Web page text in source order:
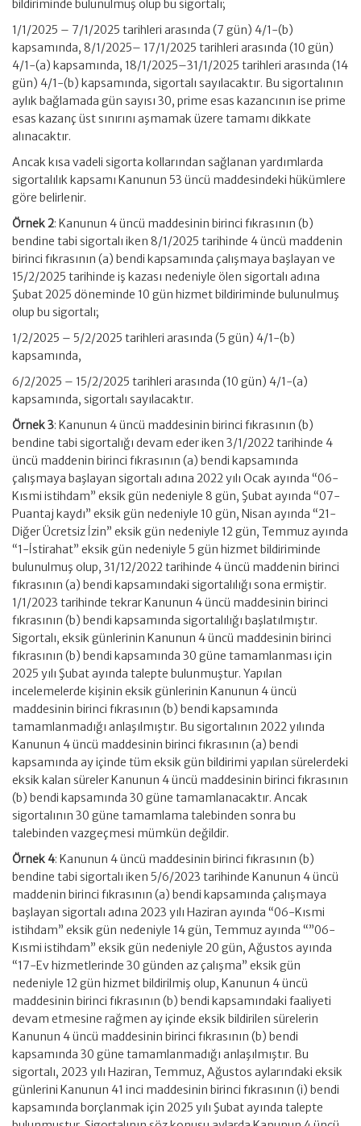
bildiriminde bulunulmuş olup bu sigortalı;
1/1/2025 – 7/1/2025 tarihleri arasında (7 gün) 4/1-(b)
kapsamında, 8/1/2025– 17/1/2025 tarihleri arasında (10 gün)
4/1-(a) kapsamında, 18/1/2025–31/1/2025 tarihleri arasında (14
gün) 4/1-(b) kapsamında, sigortalı sayılacaktır. Bu sigortalının
aylık bağlamada gün sayısı 30, prime esas kazancının ise prime
esas kazanç üst sınırını aşmamak üzere tamamı dikkate
alınacaktır.
Ancak kısa vadeli sigorta kollarından sağlanan yardımlarda
sigortalılık kapsamı Kanunun 53 üncü maddesindeki hükümlere
göre belirlenir.
Örnek 2: Kanunun 4 üncü maddesinin birinci fıkrasının (b)
bendine tabi sigortalı iken 8/1/2025 tarihinde 4 üncü maddenin
birinci fıkrasının (a) bendi kapsamında çalışmaya başlayan ve
15/2/2025 tarihinde iş kazası nedeniyle ölen sigortalı adına
Şubat 2025 döneminde 10 gün hizmet bildiriminde bulunulmuş
olup bu sigortalı;
1/2/2025 – 5/2/2025 tarihleri arasında (5 gün) 4/1-(b)
kapsamında,
6/2/2025 – 15/2/2025 tarihleri arasında (10 gün) 4/1-(a)
kapsamında, sigortalı sayılacaktır.
Örnek 3: Kanunun 4 üncü maddesinin birinci fıkrasının (b)
bendine tabi sigortalığı devam eder iken 3/1/2022 tarihinde 4
üncü maddenin birinci fıkrasının (a) bendi kapsamında
çalışmaya başlayan sigortalı adına 2022 yılı Ocak ayında “06-
Kısmi istihdam” eksik gün nedeniyle 8 gün, Şubat ayında “07-
Puantaj kaydı” eksik gün nedeniyle 10 gün, Nisan ayında “21-
Diğer Ücretsiz İzin” eksik gün nedeniyle 12 gün, Temmuz ayında
“1-İstirahat” eksik gün nedeniyle 5 gün hizmet bildiriminde
bulunulmuş olup, 31/12/2022 tarihinde 4 üncü maddenin birinci
fıkrasının (a) bendi kapsamındaki sigortalılığı sona ermiştir.
1/1/2023 tarihinde tekrar Kanunun 4 üncü maddesinin birinci
fıkrasının (b) bendi kapsamında sigortalılığı başlatılmıştır.
Sigortalı, eksik günlerinin Kanunun 4 üncü maddesinin birinci
fıkrasının (b) bendi kapsamında 30 güne tamamlanması için
2025 yılı Şubat ayında talepte bulunmuştur. Yapılan
incelemelerde kişinin eksik günlerinin Kanunun 4 üncü
maddesinin birinci fıkrasının (b) bendi kapsamında
tamamlanmadığı anlaşılmıştır. Bu sigortalının 2022 yılında
Kanunun 4 üncü maddesinin birinci fıkrasının (a) bendi
kapsamında ay içinde tüm eksik gün bildirimi yapılan sürelerdeki
eksik kalan süreler Kanunun 4 üncü maddesinin birinci fıkrasının
(b) bendi kapsamında 30 güne tamamlanacaktır. Ancak
sigortalının 30 güne tamamlama talebinden sonra bu
talebinden vazgeçmesi mümkün değildir.
Örnek 4: Kanunun 4 üncü maddesinin birinci fıkrasının (b)
bendine tabi sigortalı iken 5/6/2023 tarihinde Kanunun 4 üncü
maddenin birinci fıkrasının (a) bendi kapsamında çalışmaya
başlayan sigortalı adına 2023 yılı Haziran ayında “06-Kısmi
istihdam” eksik gün nedeniyle 14 gün, Temmuz ayında “”06-
Kısmi istihdam” eksik gün nedeniyle 20 gün, Ağustos ayında
“17-Ev hizmetlerinde 30 günden az çalışma” eksik gün
nedeniyle 12 gün hizmet bildirilmiş olup, Kanunun 4 üncü
maddesinin birinci fıkrasının (b) bendi kapsamındaki faaliyeti
devam etmesine rağmen ay içinde eksik bildirilen sürelerin
Kanunun 4 üncü maddesinin birinci fıkrasının (b) bendi
kapsamında 30 güne tamamlanmadığı anlaşılmıştır. Bu
sigortalı, 2023 yılı Haziran, Temmuz, Ağustos aylarındaki eksik
günlerini Kanunun 41 inci maddesinin birinci fıkrasının (i) bendi
kapsamında borçlanmak için 2025 yılı Şubat ayında talepte